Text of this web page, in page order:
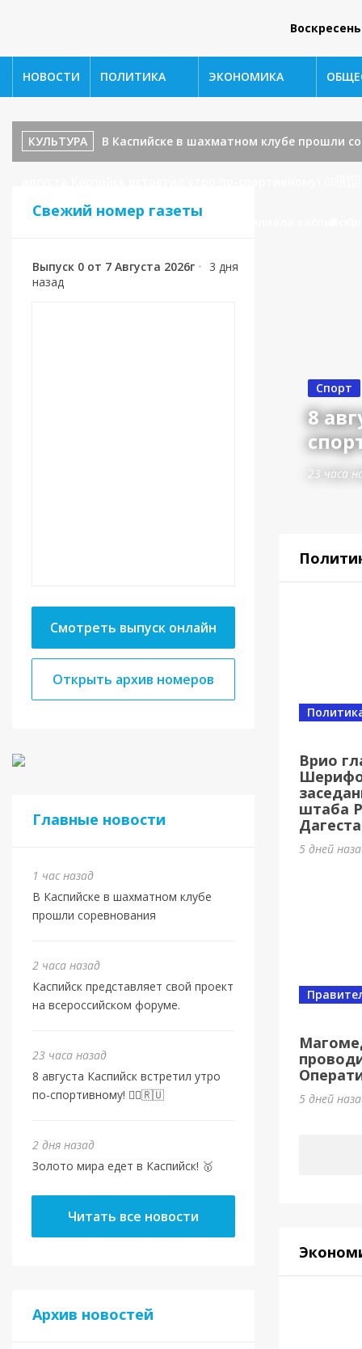
НОВОСТИ ПОЛИТИКА ЭКОНОМИКА
КУЛЬТУРА В Каспийске в шахматном клубе прошли
Каспийска поступило обращение от филиала
Свежий номер газеты
Выпуск 0 от 7 Августа 2026г • 3 дня
назад
Смотреть выпуск онлайн
Открыть архив номеров
Главные новости
1 час назад
В Каспийске в шахматном клубе
прошли соревнования
2 часа назад
Каспийск представляет свой проект
на всероссийском форуме.
23 часа назад
8 августа Каспийск встретил утро
по-спортивному! 🏃‍♂️🇷🇺
2 дня назад
Золото мира едет в Каспийск! 🥇
Читать все новости
Архив новостей
Спорт
8
23 часа
Врио
штаба
5 дней
5 дней